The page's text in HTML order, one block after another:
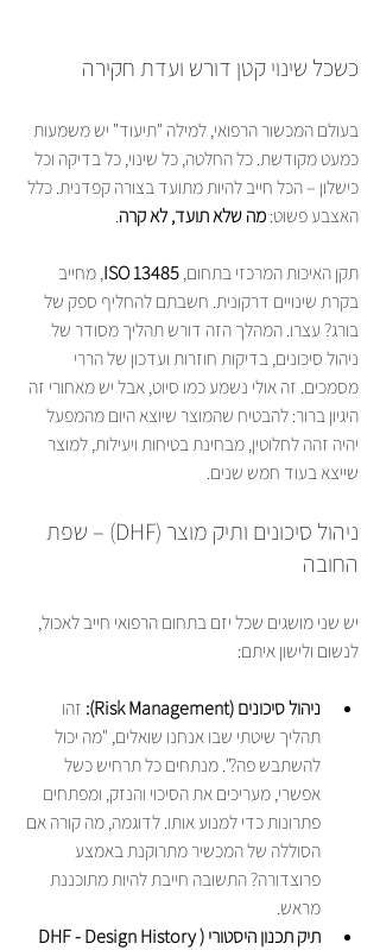
כשכל שינוי קטן דורש ועדת חקירה
בעולם המכשור הרפואי, למילה "תיעוד" יש משמעות
כמעט מקודשת. כל החלטה, כל שינוי, כל בדיקה וכל
כישלון – הכל חייב להיות מתועד בצורה קפדנית. כלל
האצבע פשוט: מה שלא תועד, לא קרה.
תקן האיכות המרכזי בתחום, ISO 13485, מחייב
בקרת שינויים דרקונית. חשבתם להחליף ספק של
בורג? עצרו. המהלך הזה דורש תהליך מסודר של
ניהול סיכונים, בדיקות חוזרות ועדכון של הררי
מסמכים. זה אולי נשמע כמו סיוט, אבל יש מאחורי זה
היגיון ברור: להבטיח שהמוצר שיוצא היום מהמפעל
יהיה זהה לחלוטין, מבחינת בטיחות ויעילות, למוצר
שייצא בעוד חמש שנים.
ניהול סיכונים ותיק מוצר (DHF) – שפת
החובה
יש שני מושגים שכל יזם בתחום הרפואי חייב לאכול,
לנשום ולישון איתם:
ניהול סיכונים (Risk Management):
זהו
תהליך שיטתי שבו אנחנו שואלים, "מה יכול
להשתבש פה?". מנתחים כל תרחיש כשל
אפשרי, מעריכים את הסיכוי והנזק, ומפתחים
פתרונות כדי למנוע אותו. לדוגמה, מה קורה אם
הסוללה של המכשיר מתרוקנת באמצע
פרוצדורה? התשובה חייבת להיות מתוכננת
מראש.
תיק תכנון היסטורי (DHF - Design History